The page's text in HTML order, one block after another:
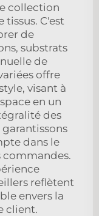
collection
tissus. C'est
de
substrats
de
offre
visant à
en un
des
garantissons
dans le
reflètent
envers la
client.